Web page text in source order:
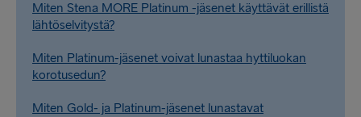
Miten Stena MORE Platinum -jäsenet käyttävät erillistä
lähtöselvitystä?
Miten Platinum-jäsenet voivat lunastaa hyttiluokan
korotusedun?
Miten Gold- ja Platinum-jäsenet lunastavat